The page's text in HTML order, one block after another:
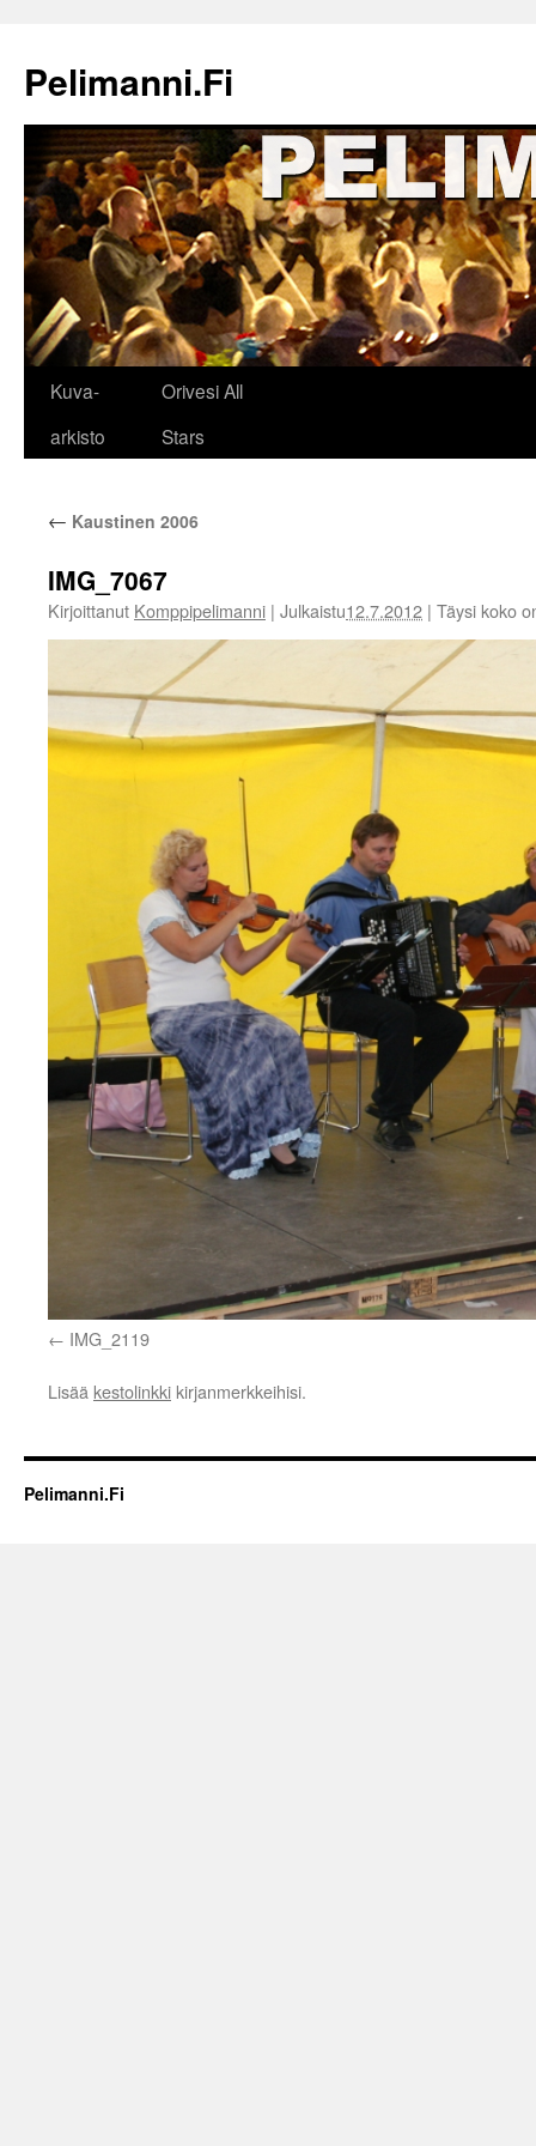
Pelimanni.Fi
Kuva-
arkisto
Orivesi All
Stars
← Kaustinen 2006
IMG_7067
Kirjoittanut Komppipelimanni | Julkaistu12.7.2012 | Täysi koko
IMG_2119
Lisää kestolinkki kirjanmerkkeihisi.
Pelimanni.Fi